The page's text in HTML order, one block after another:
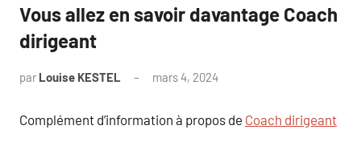
Vous allez en savoir davantage Coach
dirigeant
par Louise KESTEL mars 4, 2024
Complément d’information à propos de Coach dirigeant